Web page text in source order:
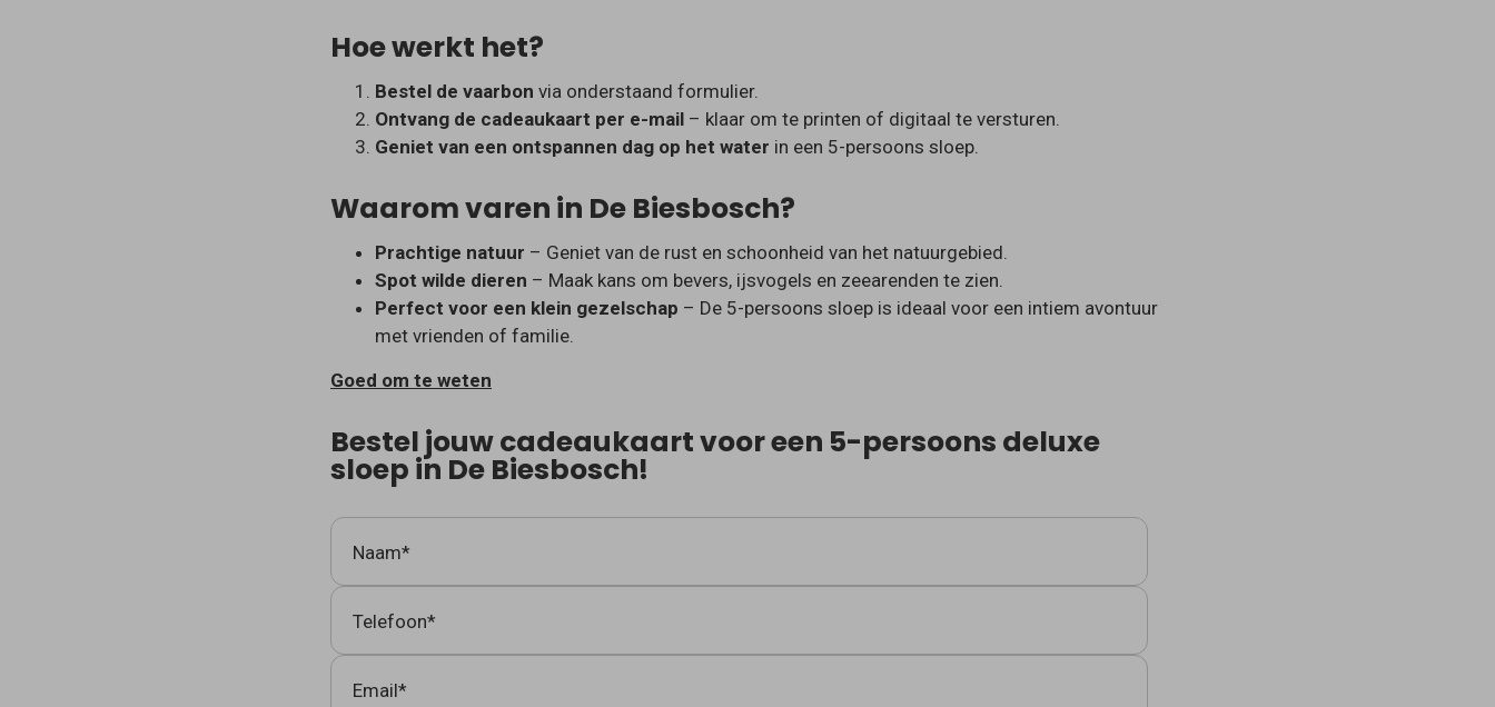
Hoe werkt het?
Bestel de vaarbon via onderstaand formulier.
Ontvang de cadeaukaart per e-mail – klaar om te printen of digitaal te versturen.
Geniet van een ontspannen dag op het water in een 5-persoons sloep.
Waarom varen in De Biesbosch?
Prachtige natuur – Geniet van de rust en schoonheid van het natuurgebied.
Spot wilde dieren – Maak kans om bevers, ijsvogels en zeearenden te zien.
Perfect voor een klein gezelschap – De 5-persoons sloep is ideaal voor een intiem avontuur
met vrienden of familie.
Goed om te weten
Bestel jouw cadeaukaart voor een 5-persoons deluxe
sloep in De Biesbosch!
Naam*
Telefoon*
Email*